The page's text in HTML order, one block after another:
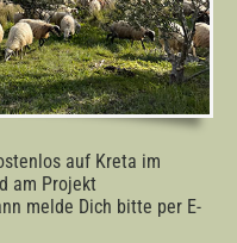
auf Kreta im
am Projekt
melde Dich bitte per E-